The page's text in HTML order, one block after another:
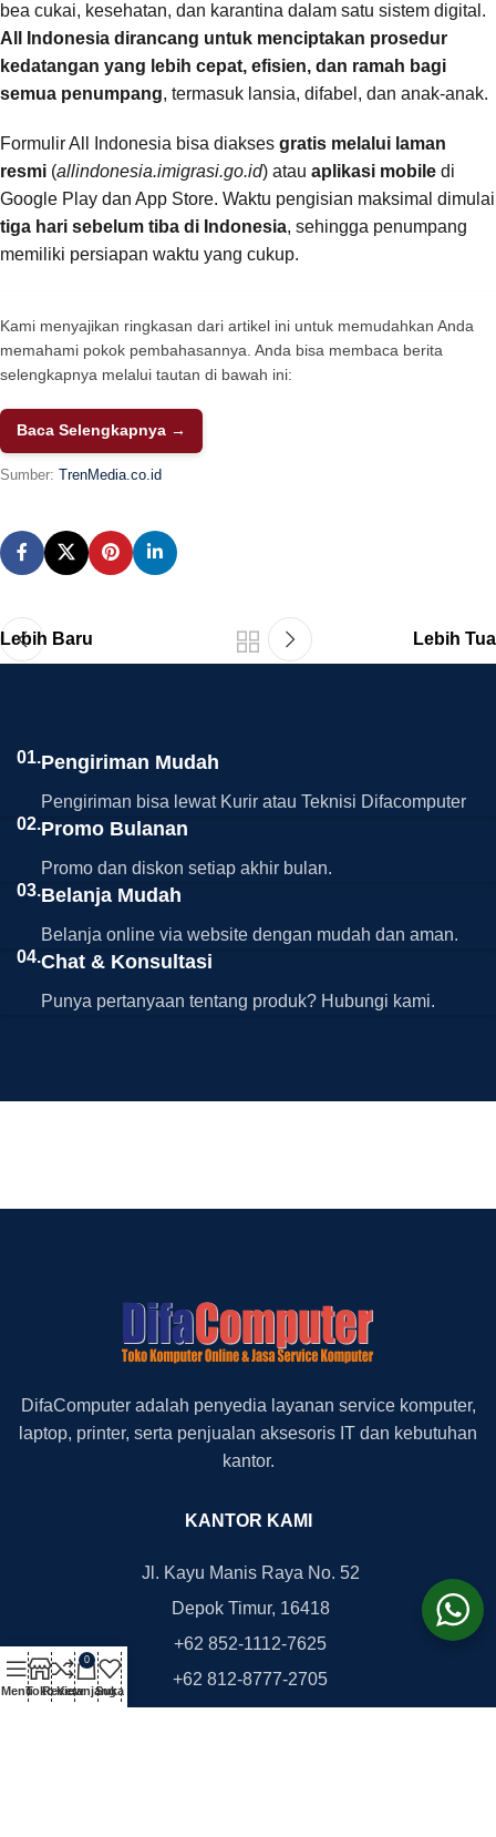
bea cukai, kesehatan, dan karantina dalam satu sistem digital.
All Indonesia dirancang untuk menciptakan prosedur
kedatangan yang lebih cepat, efisien, dan ramah bagi
semua penumpang, termasuk lansia, difabel, dan anak-anak.
Formulir All Indonesia bisa diakses gratis melalui laman
resmi (allindonesia.imigrasi.go.id) atau aplikasi mobile di
Google Play dan App Store. Waktu pengisian maksimal dimulai
tiga hari sebelum tiba di Indonesia, sehingga penumpang
memiliki persiapan waktu yang cukup.
Kami menyajikan ringkasan dari artikel ini untuk memudahkan Anda
memahami pokok pembahasannya. Anda bisa membaca berita
selengkapnya melalui tautan di bawah ini:
Baca Selengkapnya →
Sumber: TrenMedia.co.id
Lebih Baru Lebih Tua
01.Pengiriman Mudah
Pengiriman bisa lewat Kurir atau Teknisi Difacomputer
02.Promo Bulanan
Promo dan diskon setiap akhir bulan.
03.Belanja Mudah
Belanja online via website dengan mudah dan aman.
04.Chat & Konsultasi
Punya pertanyaan tentang produk? Hubungi kami.
DifaComputer adalah penyedia layanan service komputer,
laptop, printer, serta penjualan aksesoris IT dan kebutuhan
kantor.
KANTOR KAMI
Jl. Kayu Manis Raya No. 52
Depok Timur, 16418
+62 852-1112-7625
+62 812-8777-2705
MenuTokoReview
0
Keranjang
Suka